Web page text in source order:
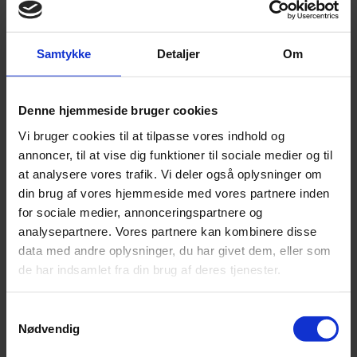
Samtykke Detaljer Om
Denne hjemmeside bruger cookies
Vi bruger cookies til at tilpasse vores indhold og
annoncer, til at vise dig funktioner til sociale medier og til
at analysere vores trafik. Vi deler også oplysninger om
din brug af vores hjemmeside med vores partnere inden
for sociale medier, annonceringspartnere og
analysepartnere. Vores partnere kan kombinere disse
data med andre oplysninger, du har givet dem, eller som
de har indsamlet fra din brug af deres tjenester.
Nødvendig
Nyhed
Bayreuths nye ‘AI Ring’ får hård medfart